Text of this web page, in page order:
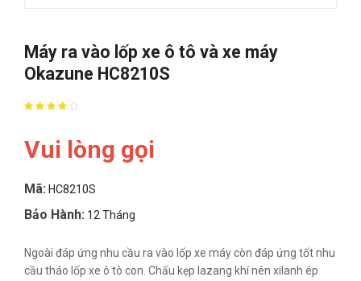
Máy ra vào lốp xe ô tô và xe máy
Okazune HC8210S
Vui lòng gọi
Mã: HC8210S
Bảo Hành: 12 Tháng
Ngoài đáp ứng nhu cầu ra vào lốp xe máy còn đáp ứng tốt nhu
cầu tháo lốp xe ô tô con. Chấu kẹp lazang khí nén xilanh ép